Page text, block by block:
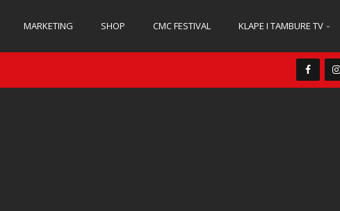
MARKETING SHOP CMC FESTIVAL KLAPE I TAMBURE TV